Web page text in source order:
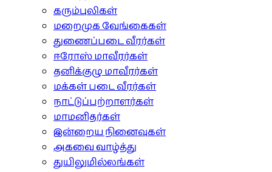
கரும்புலிகள்
மறைமுக வேங்கைகள்
துணைப்படை வீரர்கள்
ஈரோஸ் மாவீரர்கள்
தனிக்குழு மாவீரர்கள்
மக்கள் படை வீரர்கள்
நாட்டுப்பற்றாளர்கள்
மாமனிதர்கள்
இன்றைய நினைவுகள்
அகவை வாழ்த்து
துயிலுமில்லங்கள்